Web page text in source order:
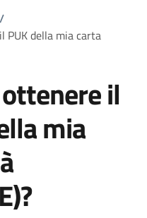
/
PUK della mia carta
il
mia